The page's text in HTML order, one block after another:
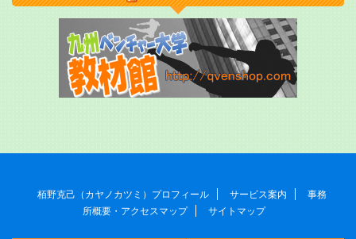
栢野克己（カヤノカツミ）プロフィール サービス案内
事務
所概要・アクセスマップ
サイトマップ